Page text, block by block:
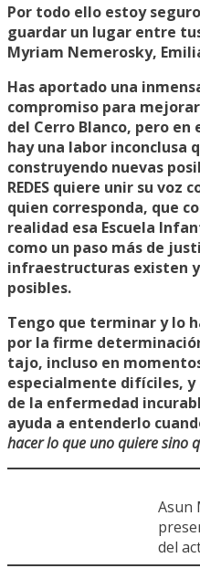
Por todo ello estoy
guardar un lugar entre
Myriam Nemerosky,
Has aportado una
compromiso para
del Cerro Blanco, pero
hay una labor inconclusa
construyendo nuevas
REDES quiere unir su voz
quien corresponda, que
realidad esa Escuela
como un paso más de
infraestructuras existen y
posibles.
Tengo que terminar y lo
por la firme
tajo, incluso en
especialmente difíciles,
de la enfermedad
ayuda a entenderlo
hacer lo que uno quiere sino
Asun
del